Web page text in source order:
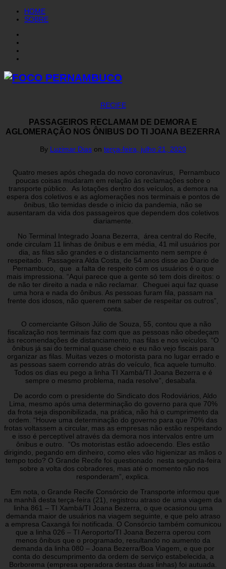
HOME
SOBRE
RECIFE
PASSAGEIROS RECLAMAM DE DEMORA E
AGLOMERAÇÃO NOS ÔNIBUS DO TI JOANA BEZERRA
By Luzimar Dias on terça-feira, julho 21, 2020
Quatro meses após chegada do novo coronavírus, Pernambuco
poucas coisas mudaram em relação às reclamações sobre o
transporte público. As lotações dentro dos veículos, a demora na
espera dos coletivos e as aglomerações nos terminais e pontos de
ônibus, tão temidas desde o início da pandemia, não se
ausentaram da vida dos passageiros que dependem dos coletivos
diariamente.
No Terminal Integrado Joana Bezerra, área central do Recife,
onde circulam 11 linhas de ônibus e em média, 41 mil usuários por
dia, as filas são grandes e o distanciamento nem sempre é
respeitado. Passageira Alda Costa, de 54 anos disse ao Diario de
Pernambuco, que a falta de respeito com os usuários é o que
mais impressiona. “Aqui parece que a gente só tem dois direitos: o
de não ter direito a nada e não reclamar. Cheguei aqui faz quase
uma hora e nada do ônibus. As pessoas furam fila, passam na
frente dos idosos, não querem nem saber de respeitar os outros”,
conta.
O comerciante Gilson Júlio de Souza, 55, contou que a não
fiscalização nos terminais faz com que as pessoas não obedeçam
às recomendações de distanciamento, nas filas e nos veículos. “O
ônibus já sai do terminal quase cheio e eu não vejo fiscais para
organizar as filas. Muitas vezes o motorista para no lugar errado e
as pessoas saem correndo atrás do veículo, fica aquele tumulto.
Todos os dias eu pego a linha TI Xambá/TI Joana Bezerra e é
sempre o mesmo problema, nada resolve”, desabafa.
De acordo com o presidente do Sindicato dos Rodoviários, Aldo
Lima, mesmo após uma determinação do governo para que 70%
da frota seja disponibilizada, na prática, não há o cumprimento da
ordem. “Houve uma determinação do governo para que 70% das
frotas voltassem a circular, mas as empresas não estão respeitando
e isso é perceptível através da demora nos intervalos entre um
ônibus e outro. “Os motoristas estão adoecendo. Eles estão
dirigindo, pegando em dinheiro, como eles vão higienizar as mãos o
tempo todo? O Grande Recife foi questionado nesta segunda-feira
sobre a volta dos cobradores, mas até o momento não nos
responderam”, explica.
Em nota, o Grande Recife Consórcio de Transporte informou que
na manhã desta terça-feira (21), registrou atraso de uma viagem da
linha 861 – TI Xambá/TI Joana Bezerra, o que ocasionou uma
demanda maior de usuários na viagem seguinte, e que pelo atraso
a empresa Caxangá foi notificada. O Consórcio também comunicou
que a linha 026 – TI Aeroporto/TI Joana Bezerra operou com
menos ônibus que o programado, resultando no aumento da
demanda da linha 080 – Joana Bezerra/Boa Viagem, e que por
conta do descumprimento da ordem de serviço estabelecida, a
Borborema (empresa operadora destas duas linhas) foi autuada.